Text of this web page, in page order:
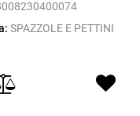
SPAZZOLE E PETTINI